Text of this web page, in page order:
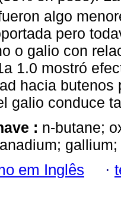
algo
pero
o galio con
1.0 mostró
hacia
galio conduce
: n-butane;
em Inglês ·